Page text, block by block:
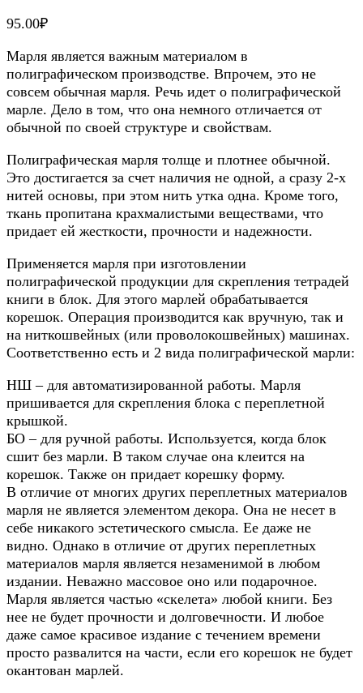
95.00₽
Марля является важным материалом в
полиграфическом производстве. Впрочем, это не
совсем обычная марля. Речь идет о полиграфической
марле. Дело в том, что она немного отличается от
обычной по своей структуре и свойствам.
Полиграфическая марля толще и плотнее обычной.
Это достигается за счет наличия не одной, а сразу 2-х
нитей основы, при этом нить утка одна. Кроме того,
ткань пропитана крахмалистыми веществами, что
придает ей жесткости, прочности и надежности.
Применяется марля при изготовлении
полиграфической продукции для скрепления тетрадей
книги в блок. Для этого марлей обрабатывается
корешок. Операция производится как вручную, так и
на ниткошвейных (или проволокошвейных) машинах.
Соответственно есть и 2 вида полиграфической марли:
НШ – для автоматизированной работы. Марля
пришивается для скрепления блока с переплетной
крышкой.
БО – для ручной работы. Используется, когда блок
сшит без марли. В таком случае она клеится на
корешок. Также он придает корешку форму.
В отличие от многих других переплетных материалов
марля не является элементом декора. Она не несет в
себе никакого эстетического смысла. Ее даже не
видно. Однако в отличие от других переплетных
материалов марля является незаменимой в любом
издании. Неважно массовое оно или подарочное.
Марля является частью «скелета» любой книги. Без
нее не будет прочности и долговечности. И любое
даже самое красивое издание с течением времени
просто развалится на части, если его корешок не будет
окантован марлей.